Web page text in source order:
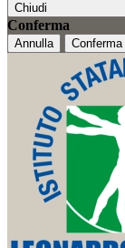
Chiudi
Conferma
Annulla Conferma